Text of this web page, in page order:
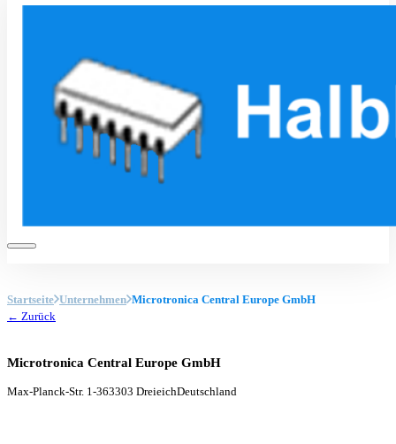
Startseite Unternehmen Microtronica Central Europe GmbH
← Zurück
Microtronica Central Europe GmbH
Max-Planck-Str. 1-363303 DreieichDeutschland